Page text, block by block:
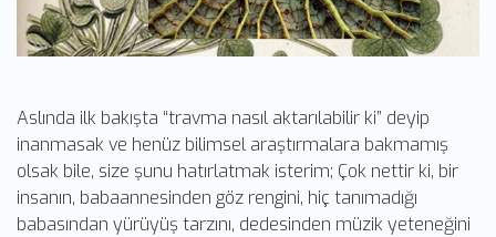
Aslında ilk bakışta “travma nasıl aktarılabilir ki” deyip
inanmasak ve henüz bilimsel araştırmalara bakmamış
olsak bile, size şunu hatırlatmak isterim; Çok nettir ki, bir
insanın, babaannesinden göz rengini, hiç tanımadığı
babasından yürüyüş tarzını, dedesinden müzik yeteneğini